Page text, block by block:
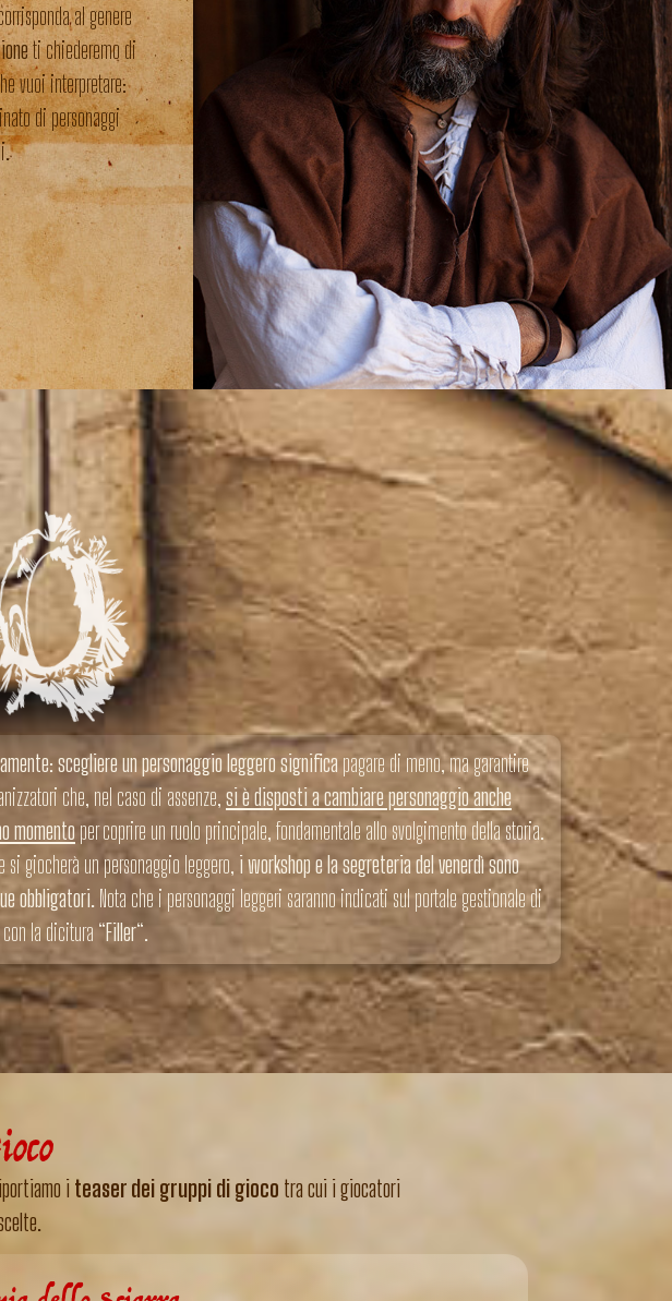
al genere
ti chiederemo di
vuoi interpretare:
di personaggi
: scegliere un personaggio leggero significa pagare di meno, ma garantire
che, nel caso di assenze, si è disposti a cambiare personaggio anche
momentoper coprire un ruolo principale, fondamentale allo svolgimento della storia.
si giocherà un personaggio leggero, i workshop e la segreteria del venerdì sono
obbligatori. Nota che i personaggi leggeri saranno indicati sul portale gestionale di
la dicitura “Filler“.
i teaser dei gruppi di gioco tra cui i giocatori